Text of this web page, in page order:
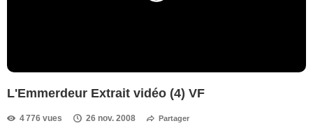
L'Emmerdeur Extrait vidéo (4) VF
4 776 vues 26 nov. 2008 Partager